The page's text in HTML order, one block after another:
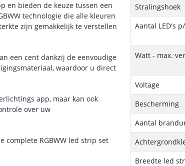
en bieden de keuze tussen een
technologie die alle kleuren
zijn gemakkelijk te verstellen
een cent dankzij de eenvoudige
waardoor u direct
app, maar kan ook
over uw
complete RGBWW led strip set
Stralingshoek
Aantal LED's
Watt - max.
Voltage
Bescherming
Aantal
Breedte led